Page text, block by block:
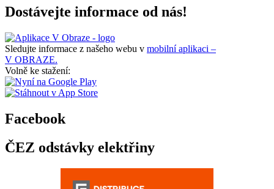
Dostávejte informace od nás!
Sledujte informace z našeho webu v mobilní aplikaci –
V OBRAZE.
Volně ke stažení:
Facebook
ČEZ odstávky elektřiny